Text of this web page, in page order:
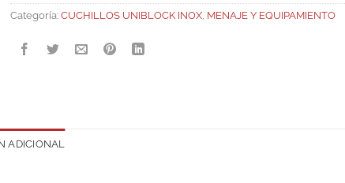
Categoría: CUCHILLOS UNIBLOCK INOX MENAJE Y EQUIPAMIENTO
ADICIONAL